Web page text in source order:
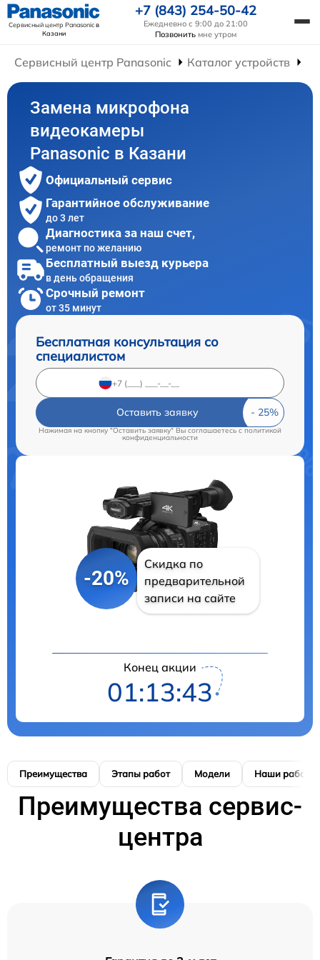
Сервисный центр Panasonicв
Казани
+7 (843) 254-50-42
Ежедневно с 9:00 до 21:00
Позвонить мне утром
Сервисный центр Panasonic Каталог устройств
Замена микрофона
видеокамеры
Panasonic в Казани
Официальный сервис
Гарантийное обслуживание
до 3 лет
Диагностика за наш счет,
ремонт по желанию
Бесплатный выезд курьера
в день обращения
Срочный ремонт
от 35 минут
Бесплатная консультация со
специалистом
Оставить заявку
Нажимая на кнопку "Оставить заявку" Вы соглашаетесь cполитикой
конфиденциальности
-20%
Скидка по
предварительной
записи на сайте
Конец акции
01:13:42
Преимущества Этапы работ Модели Наши работы
Преимущества сервис-
центра